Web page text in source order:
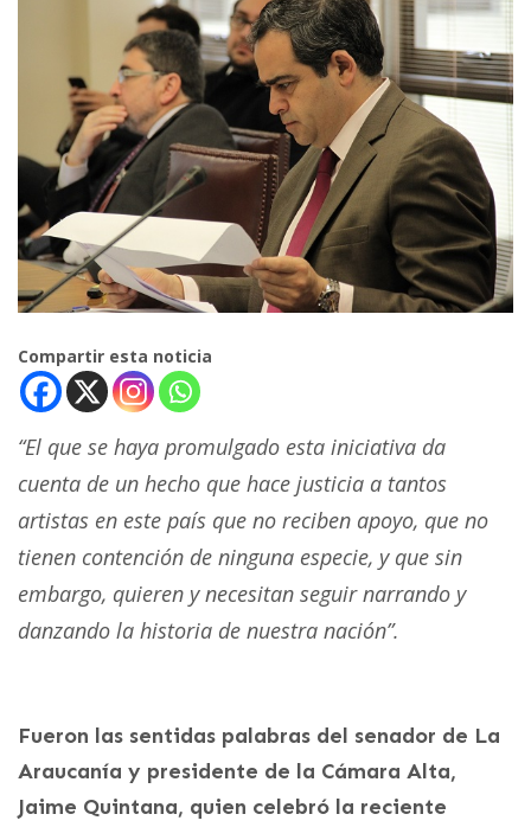
Compartir esta noticia
“El que se haya promulgado esta iniciativa da
cuenta de un hecho que hace justicia a tantos
artistas en este país que no reciben apoyo, que no
tienen contención de ninguna especie, y que sin
embargo, quieren y necesitan seguir narrando y
danzando la historia de nuestra nación”.
Fueron las sentidas palabras del senador de La
Araucanía y presidente de la Cámara Alta,
Jaime Quintana, quien celebró la reciente